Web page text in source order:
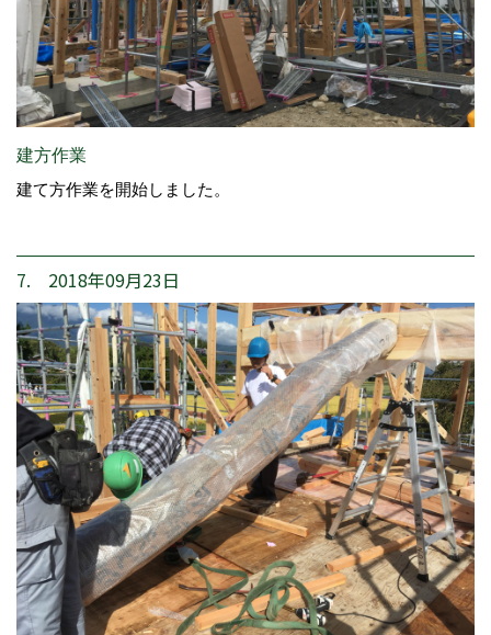
建方作業
建て方作業を開始しました。
7. 2018年09月23日